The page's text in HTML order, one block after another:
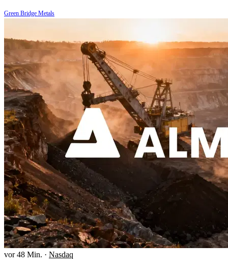
Green Bridge Metals
vor 48 Min. · Nasdaq